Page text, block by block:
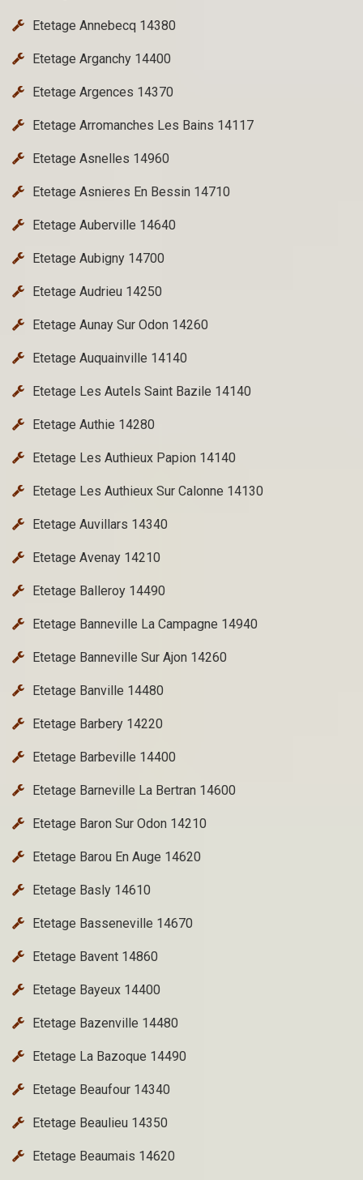
Etetage Annebecq 14380
Etetage Arganchy 14400
Etetage Argences 14370
Etetage Arromanches Les Bains 14117
Etetage Asnelles 14960
Etetage Asnieres En Bessin 14710
Etetage Auberville 14640
Etetage Aubigny 14700
Etetage Audrieu 14250
Etetage Aunay Sur Odon 14260
Etetage Auquainville 14140
Etetage Les Autels Saint Bazile 14140
Etetage Authie 14280
Etetage Les Authieux Papion 14140
Etetage Les Authieux Sur Calonne 14130
Etetage Auvillars 14340
Etetage Avenay 14210
Etetage Balleroy 14490
Etetage Banneville La Campagne 14940
Etetage Banneville Sur Ajon 14260
Etetage Banville 14480
Etetage Barbery 14220
Etetage Barbeville 14400
Etetage Barneville La Bertran 14600
Etetage Baron Sur Odon 14210
Etetage Barou En Auge 14620
Etetage Basly 14610
Etetage Basseneville 14670
Etetage Bavent 14860
Etetage Bayeux 14400
Etetage Bazenville 14480
Etetage La Bazoque 14490
Etetage Beaufour 14340
Etetage Beaulieu 14350
Etetage Beaumais 14620